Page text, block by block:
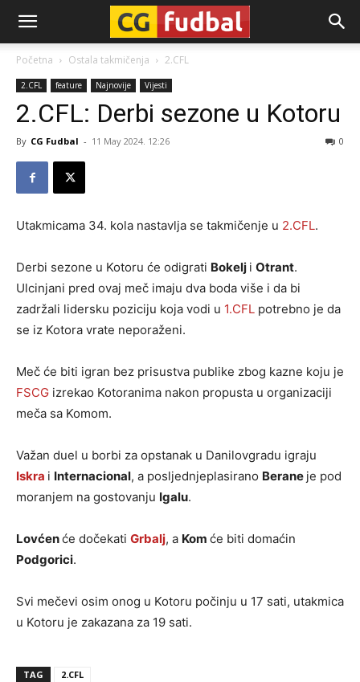
CG-
Fudbal
Početna Ostala takmičenja 2.CFL
2.CFL feature Najnovije Vijesti
2.CFL: Derbi sezone u Kotoru
By CG Fudbal - 11 May 2024. 12:26 0
Utakmicama 34. kola nastavlja se takmičenje u 2.CFL.
Derbi sezone u Kotoru će odigrati Bokelj i Otrant.
Ulcinjani pred ovaj meč imaju dva boda više i da bi
zadržali lidersku poziciju koja vodi u 1.CFL potrebno je da
se iz Kotora vrate neporaženi.
Meč će biti igran bez prisustva publike zbog kazne koju je
FSCG izrekao Kotoranima nakon propusta u organizaciji
meča sa Komom.
Važan duel u borbi za opstanak u Danilovgradu igraju
Iskra i Internacional, a posljednjeplasirano Berane je pod
moranjem na gostovanju Igalu.
Lovćenće dočekati Grbalj, a Kom će biti domaćin
Podgorici.
Svi mečevi osim onog u Kotoru počinju u 17 sati, utakmica
u Kotoru je zakazana za 19 sati.
TAG 2.CFL